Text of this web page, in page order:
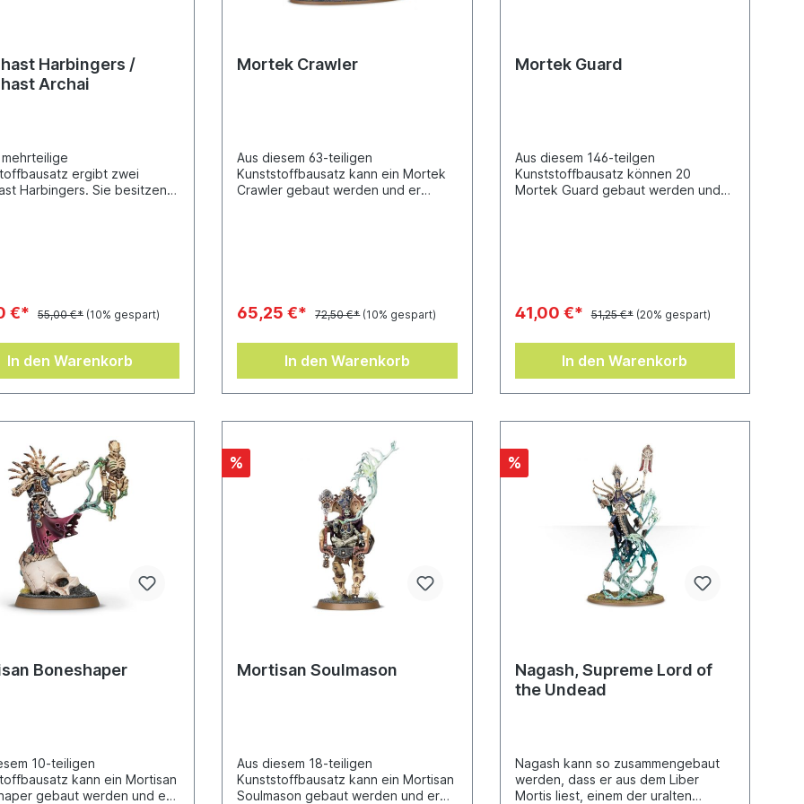
Harbingers /
Archai
ergibt zwei
Harbingers. Sie besitzen
danach, auch anderen ihr
Archai gebaut
zwei Citadel-
€* 55,00 €* (10% gespart)
In den Warenkorb
Mortek Crawler
Aus diesem 63-teiligen
Kunststoffbausatz kann ein Mortek
Crawler gebaut werden und er
65,25 €* 72,50 €* (10% gespart)
In den Warenkorb
Mortek Guard
Aus diesem 146-teilgen
Kunststoffbausatz können 20
Mortek Guard gebaut werden und
41,00 €* 51,25 €* (20% gespart)
In den Warenkorb
Boneshaper
10-teiligen
kann ein Mortisan
gebaut werden und er
%
Mortisan Soulmason
Aus diesem 18-teiligen
Kunststoffbausatz kann ein Mortisan
Soulmason gebaut werden und er
%
Nagash, Supreme Lord of
the Undead
Nagash kann so zusammengebaut
werden, dass er aus dem Liber
Mortis liest, einem der uralten